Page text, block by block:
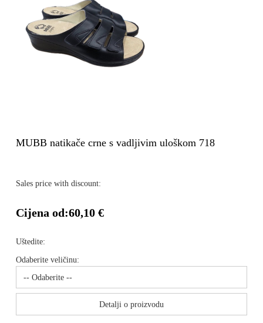
MUBB natikače crne s vadljivim uloškom 718
Sales price with discount:
Cijena od:60,10 €
Uštedite:
Odaberite veličinu:
Detalji o proizvodu